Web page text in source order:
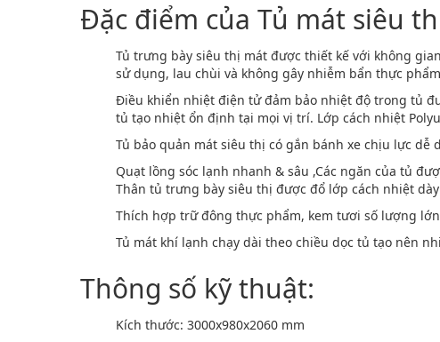
Đặc điểm của Tủ mát siêu
Tủ trưng bày siêu thị mát được thiết kế với không
sử dụng, lau chùi và không gây nhiễm bẩn thực
Điều khiển nhiệt điện tử đảm bảo nhiệt độ trong tủ
tủ tạo nhiệt ổn định tại mọi vị trí. Lớp cách nhiệt
Tủ bảo quản mát siêu thị có gắn bánh xe chịu lực dễ
Quạt lồng sóc lạnh nhanh & sâu ,Các ngăn của tủ
Thân tủ trưng bày siêu thị được đổ lớp cách nhiệt
Thích hợp trữ đông thực phẩm, kem tươi số lượng
Tủ mát khí lạnh chạy dài theo chiều dọc tủ tạo nên
Thông số kỹ thuật:
Kích thước: 3000x980x2060 mm